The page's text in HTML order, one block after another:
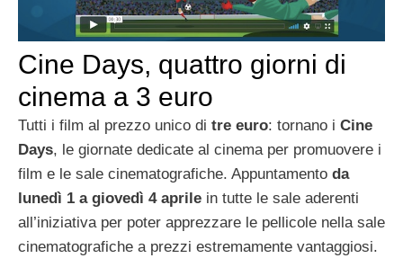
Cine Days, quattro giorni di
cinema a 3 euro
Tutti i film al prezzo unico di tre euro: tornano i Cine
Days, le giornate dedicate al cinema per promuovere i
film e le sale cinematografiche. Appuntamento da
lunedì 1 a giovedì 4 aprile in tutte le sale aderenti
all’iniziativa per poter apprezzare le pellicole nella sale
cinematografiche a prezzi estremamente vantaggiosi.